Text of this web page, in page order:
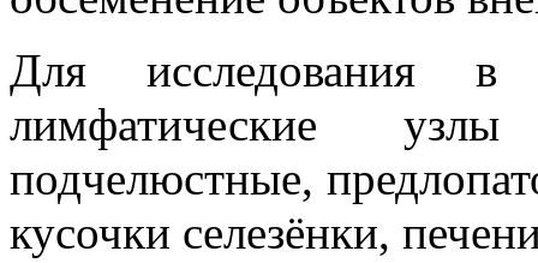
Для исследования в
лимфатические
подчелюстные,
кусочки селезёнки,